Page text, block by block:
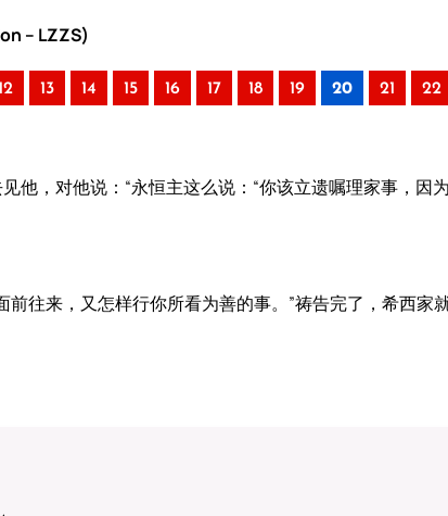
– LZZS)
13 14 15 16 17 18 19 20 21 22
他，对他说：“永恒主这么说：“你该立遗嘱理家事，因为
往来，又怎样行你所看为善的事。”祷告完了，希西家